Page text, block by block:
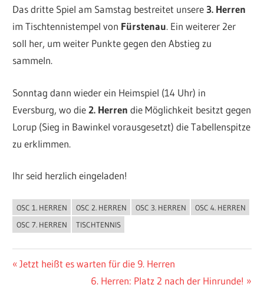
Das dritte Spiel am Samstag bestreitet unsere3. Herren
im Tischtennistempel von Fürstenau. Ein weiterer 2er
soll her, um weiter Punkte gegen den Abstieg zu
sammeln.
Sonntag dann wieder ein Heimspiel (14 Uhr) in
Eversburg, wo die2. Herren die Möglichkeit besitzt gegen
Lorup (Sieg in Bawinkel vorausgesetzt) die Tabellenspitze
zu erklimmen.
Ihr seid herzlich eingeladen!
ALLGEMEIN
OSC 1. HERREN OSC 2. HERREN OSC 3. HERREN
OSC 4. HERREN
OSC 7. HERREN
TISCHTENNIS
Beitragsnavigation
Vorheriger
Jetzt heißt es warten für die 9. Herren
Nächster
6. Herren: Platz 2 nach der Hinrunde!